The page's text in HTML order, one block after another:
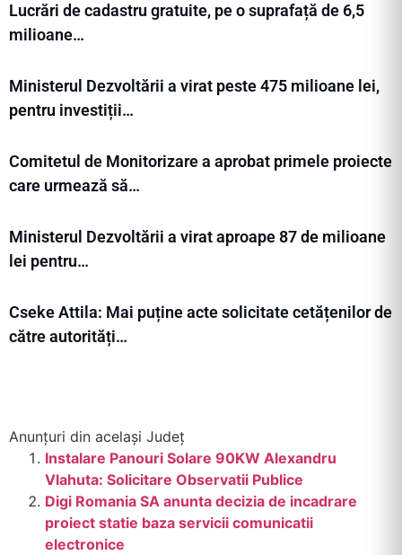
Lucrări de cadastru gratuite, pe o suprafață de 6,5
milioane…
Ministerul Dezvoltării a virat peste 475 milioane lei,
pentru investiții…
Comitetul de Monitorizare a aprobat primele proiecte
care urmează să…
Ministerul Dezvoltării a virat aproape 87 de milioane
lei pentru…
Cseke Attila: Mai puține acte solicitate cetățenilor de
către autorități…
Anunțuri din același Județ
Instalare Panouri Solare 90KW Alexandru
Vlahuta: Solicitare Observatii Publice
Digi Romania SA anunta decizia de incadrare
proiect statie baza servicii comunicatii
electronice